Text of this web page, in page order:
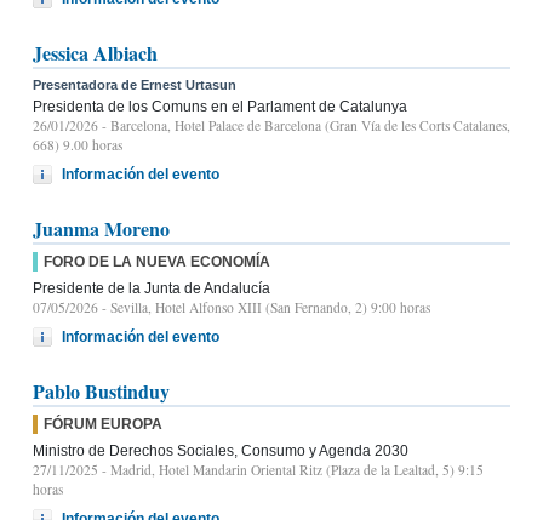
Jessica Albiach
Presentadora de Ernest Urtasun
Presidenta de los Comuns en el Parlament de Catalunya
26/01/2026 - Barcelona, Hotel Palace de Barcelona (Gran Vía de les Corts Catalanes,
668) 9.00 horas
Información del evento
Juanma Moreno
FORO DE LA NUEVA ECONOMÍA
Presidente de la Junta de Andalucía
07/05/2026 - Sevilla, Hotel Alfonso XIII (San Fernando, 2) 9:00 horas
Información del evento
Pablo Bustinduy
FÓRUM EUROPA
Ministro de Derechos Sociales, Consumo y Agenda 2030
27/11/2025 - Madrid, Hotel Mandarin Oriental Ritz (Plaza de la Lealtad, 5) 9:15
horas